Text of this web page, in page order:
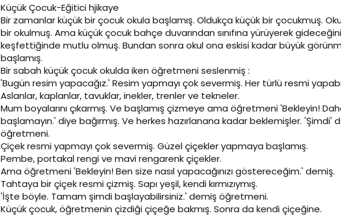
Küçük Çocuk-Eğitici hjikaye
Bir zamanlar küçük bir çocuk okula başlamış. Oldukça küçük bir çocukmuş.
bir okulmuş. Ama küçük çocuk bahçe duvarından sınıfına yürüyerek gideceğini
keşfettiğinde mutlu olmuş. Bundan sonra okul ona eskisi kadar büyük
başlamış.
Bir sabah küçük çocuk okulda iken öğretmeni seslenmiş :
'Bugün resim yapacağız.' Resim yapmayı çok severmiş. Her türlü resmi
Aslanlar, kaplanlar, tavuklar, inekler, trenler ve tekneler.
Mum boyalarını çıkarmış. Ve başlamış çizmeye ama öğretmeni 'Bekleyin!
başlamayın.' diye bağırmış. Ve herkes hazırlanana kadar beklemişler. 'Şimdi'
öğretmeni.
Çiçek resmi yapmayı çok severmiş. Güzel çiçekler yapmaya başlamış.
Pembe, portakal rengi ve mavi rengarenk çiçekler.
Ama öğretmeni 'Bekleyin! Ben size nasıl yapacağınızı göstereceğim.' demiş.
Tahtaya bir çiçek resmi çizmiş. Sapı yeşil, kendi kırmızıymış.
'İşte böyle. Tamam şimdi başlayabilirsiniz.' demiş öğretmeni.
Küçük çocuk, öğretmenin çizdiği çiçeğe bakmış. Sonra da kendi çiçeğine.